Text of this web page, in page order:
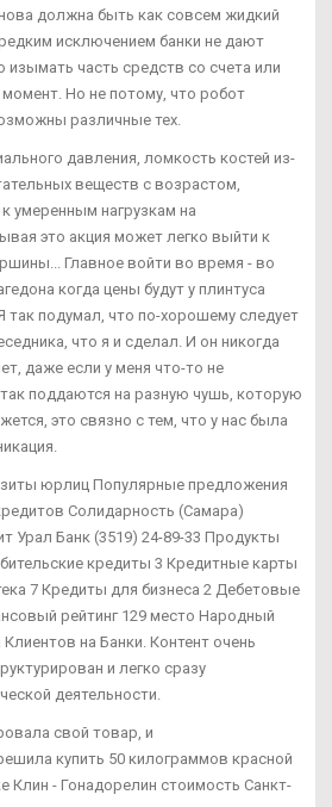
должна быть как совсем жидкий
исключением банки не дают
часть средств со счета или
Но не потому, что робот
различные тех.
давления, ломкость костей из-
веществ с возрастом,
умеренным нагрузкам на
это акция может легко выйти к
Главное войти во время - во
когда цены будут у плинтуса
так подумал, что по-хорошему следует
что я и сделал. И он никогда
даже если у меня что-то не
поддаются на разную чушь, которую
это связно с тем, что у нас была
юрлиц Популярные предложения
Солидарность (Самара)
Урал Банк (3519) 24-89-33 Продукты
кредиты 3 Кредитные карты
7 Кредиты для бизнеса 2 Дебетовые
рейтинг 129 место Народный
Клиентов на Банки. Контент очень
и легко сразу
деятельности.
свой товар, и
купить 50 килограммов красной
Клин - Гонадорелин стоимость Санкт-